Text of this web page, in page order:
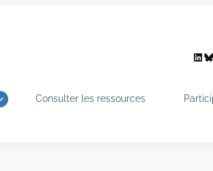
Consulter les ressources